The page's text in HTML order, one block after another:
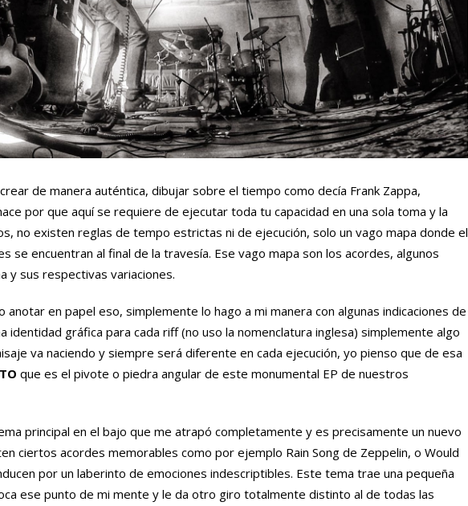
de manera auténtica, dibujar sobre el tiempo como decía Frank Zappa,
por que aquí se requiere de ejecutar toda tu capacidad en una sola toma y la
no existen reglas de tempo estrictas ni de ejecución, solo un vago mapa donde el
se encuentran al final de la travesía. Ese vago mapa son los acordes, algunos
y sus respectivas variaciones.
anotar en papel eso, simplemente lo hago a mi manera con algunas indicaciones de
identidad gráfica para cada riff (no uso la nomenclatura inglesa) simplemente algo
va naciendo y siempre será diferente en cada ejecución, yo pienso que de esa
que es el pivote o piedra angular de este monumental EP de nuestros
principal en el bajo que me atrapó completamente y es precisamente un nuevo
ciertos acordes memorables como por ejemplo Rain Song de Zeppelin, o Would
por un laberinto de emociones indescriptibles. Este tema trae una pequeña
ese punto de mi mente y le da otro giro totalmente distinto al de todas las